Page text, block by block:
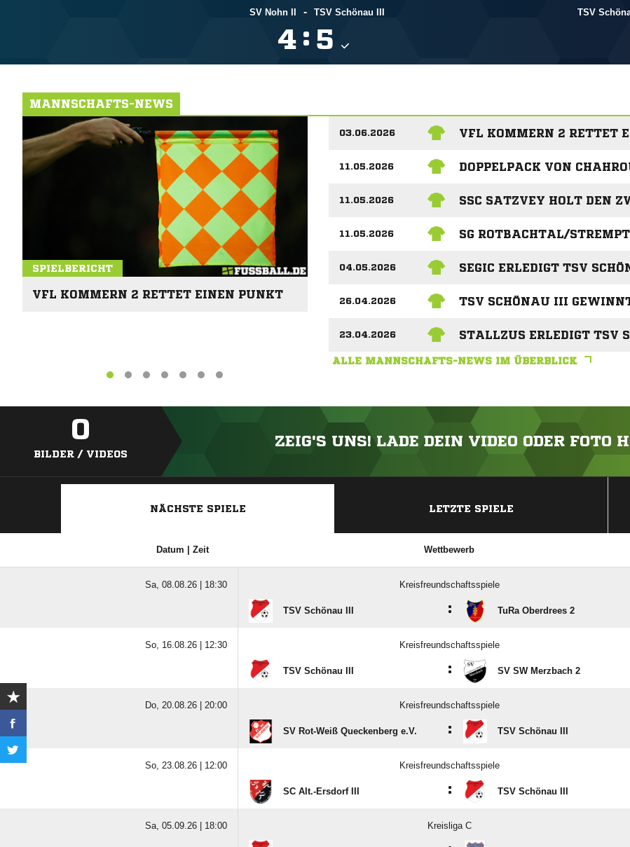
SV Nohn II
- TSV Schönau III
 : 
TSV
MANNSCHAFTS-NEWS
SPIELBERICHT
VFL KOMMERN 2 RETTET EINEN PUNKT
03.06.2026 VFL KOMMERN 2 RETTET
11.05.2026 DOPPELPACK VON
11.05.2026 SSC SATZVEY HOLT DEN
11.05.2026 SG ROTBACHTAL/
04.05.2026 SEGIC ERLEDIGT TSV
26.04.2026 TSV SCHÖNAU III
23.04.2026 STALLZUS ERLEDIGT TSV
ALLE MANNSCHAFTS-NEWS IM ÜBERBLICK
0
BILDER / VIDEOS
ZEIG'S UNS! LADE DEIN VIDEO ODER FOTO
NÄCHSTE SPIELE LETZTE SPIELE
Datum | Zeit Wettbewerb
Sa, 08.08.26 | 18:30 Kreisfreundschaftsspiele
TSV Schönau III : TuRa Oberdrees 2
So, 16.08.26 | 12:30 Kreisfreundschaftsspiele
TSV Schönau III : SV SW Merzbach 2
Do, 20.08.26 | 20:00 Kreisfreundschaftsspiele
SV Rot-Weiß Queckenberg e.V. : TSV Schönau III
So, 23.08.26 | 12:00 Kreisfreundschaftsspiele
SC Alt.-Ersdorf III : TSV Schönau III
Sa, 05.09.26 | 18:00 Kreisliga C